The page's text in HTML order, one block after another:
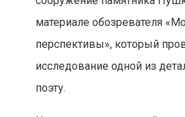
материале обозревателя
перспективы», который
исследование одной из
поэту.